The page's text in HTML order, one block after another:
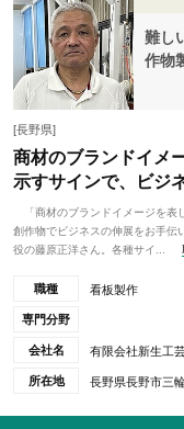
難し
作物
[長野県]
商材のブランドイメ
示すサインで、ビジ
「商材のブランドイメージを表
創作物でビジネスの伸展をお手
役の藤原正洋さん。各種サイ...
職種 看板製作
専門分野
会社名 有限会社新生工
所在地 長野県長野市三